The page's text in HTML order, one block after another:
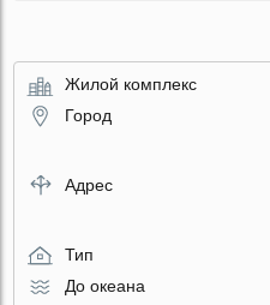
Жилой комплекс
Город
Адрес
Тип
До океана